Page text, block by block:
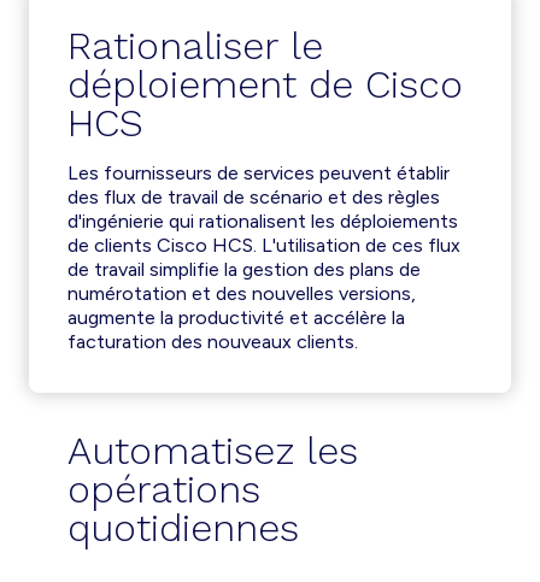
Rationaliser le
déploiement de Cisco
HCS
Les fournisseurs de services peuvent établir
des flux de travail de scénario et des règles
d'ingénierie qui rationalisent les déploiements
de clients Cisco HCS. L'utilisation de ces flux
de travail simplifie la gestion des plans de
numérotation et des nouvelles versions,
augmente la productivité et accélère la
facturation des nouveaux clients.
Automatisez les
opérations
quotidiennes